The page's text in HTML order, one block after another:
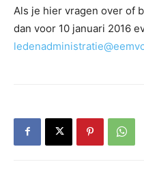
Als je hier vragen over of
dan voor 10 januari 2016